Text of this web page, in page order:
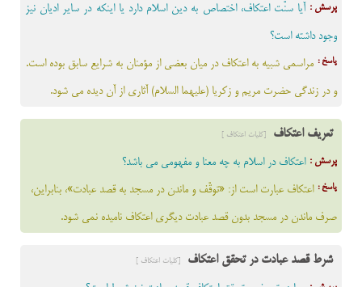
پرسش : آيا سنّت اعتكاف، اختصاص به دین اسلام دارد يا اینکه در سایر اديان نيز
وجود داشته است؟
پاسخ : مراسمى شبيه به اعتكاف در ميان بعضى از مؤمنان به شرايع سابق بوده است.
و در زندگى حضرت مريم و زكريا (عليهما السلام) آثارى از آن ديده مى شود.
تعریف اعتکاف [کلیات اعتکاف ]
پرسش : اعتکاف در اسلام به چه معنا و مفهومی می باشد؟
پاسخ : اعتكاف عبارت است از: «توقّف و ماندن در مسجد به قصد عبادت»، بنابراين،
صرف ماندن در مسجد بدون قصد عبادت ديگرى اعتكاف ناميده نمى شود.
شرط قصد عبادت در تحقق اعتکاف [کلیات اعتکاف ]